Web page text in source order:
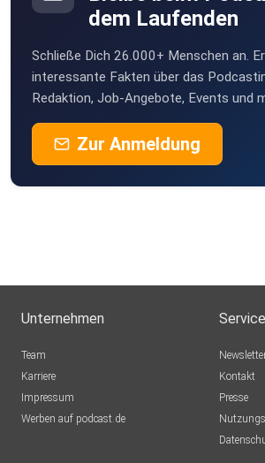
dem Laufenden
Schließe Dich 26.000+ Menschen an.
interessante Fakten über das
Redaktion, Job-Angebote, Events und
Zur Anmeldung
Unternehmen
Team
Karriere
Impressum
Werben auf podcast.de
Service
Kontakt
Presse